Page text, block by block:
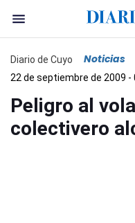
Diario de Cuyo Noticias
22 de septiembre de 2009 -
Peligro al
colectivero